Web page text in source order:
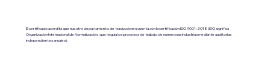
El certificado acredita que nuestro departamento de traducciones cuenta con la certificación ISO 9001:2018 (ISO significa
Organización Internacional de Normalización, que regula los procesos de trabajo de numerosas industrias mediante auditorías
independientes anuales).